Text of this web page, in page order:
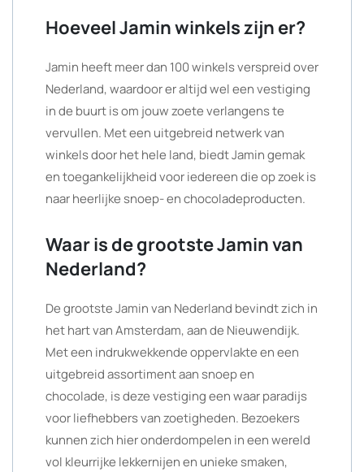
Hoeveel Jamin winkels zijn er?
Jamin heeft meer dan 100 winkels verspreid over
Nederland, waardoor er altijd wel een vestiging
in de buurt is om jouw zoete verlangens te
vervullen. Met een uitgebreid netwerk van
winkels door het hele land, biedt Jamin gemak
en toegankelijkheid voor iedereen die op zoek is
naar heerlijke snoep- en chocoladeproducten.
Waar is de grootste Jamin van
Nederland?
De grootste Jamin van Nederland bevindt zich in
het hart van Amsterdam, aan de Nieuwendijk.
Met een indrukwekkende oppervlakte en een
uitgebreid assortiment aan snoep en
chocolade, is deze vestiging een waar paradijs
voor liefhebbers van zoetigheden. Bezoekers
kunnen zich hier onderdompelen in een wereld
vol kleurrijke lekkernijen en unieke smaken,